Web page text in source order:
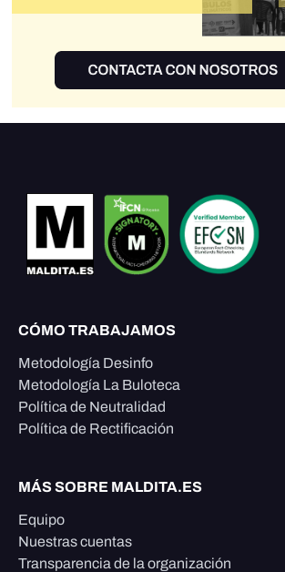
CÓMO TRABAJAMOS
Metodología Desinfo
Metodología La Buloteca
Política de Neutralidad
Política de Rectificación
MÁS SOBRE MALDITA.ES
Equipo
Nuestras cuentas
Transparencia de la organización